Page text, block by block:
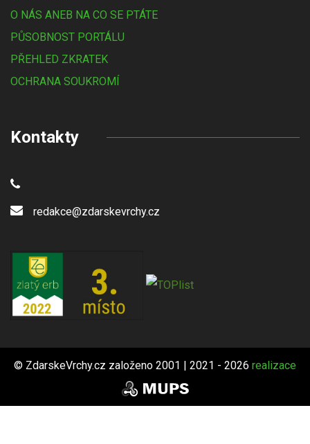
O NÁS ANEB NA CO SE PTÁTE
PŮSOBNOST PORTÁLU
PŘEHLED ZKRATEK
OCHRANA SOUKROMÍ
Kontakty
redakce@zdarskevrchy.cz
© ZdarskeVrchy.cz založeno 2001 | 2021 - 2026 realizace